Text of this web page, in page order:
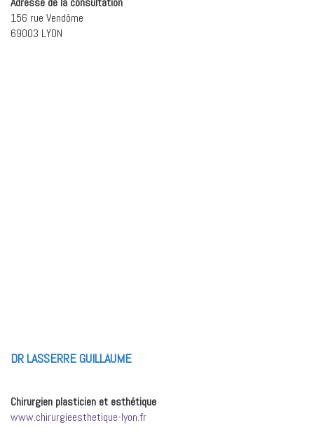
156 rue Vendôme
69003 LYON
DR LASSERRE GUILLAUME
Chirurgien plasticien et esthétique
www.chirurgieesthetique-lyon.fr